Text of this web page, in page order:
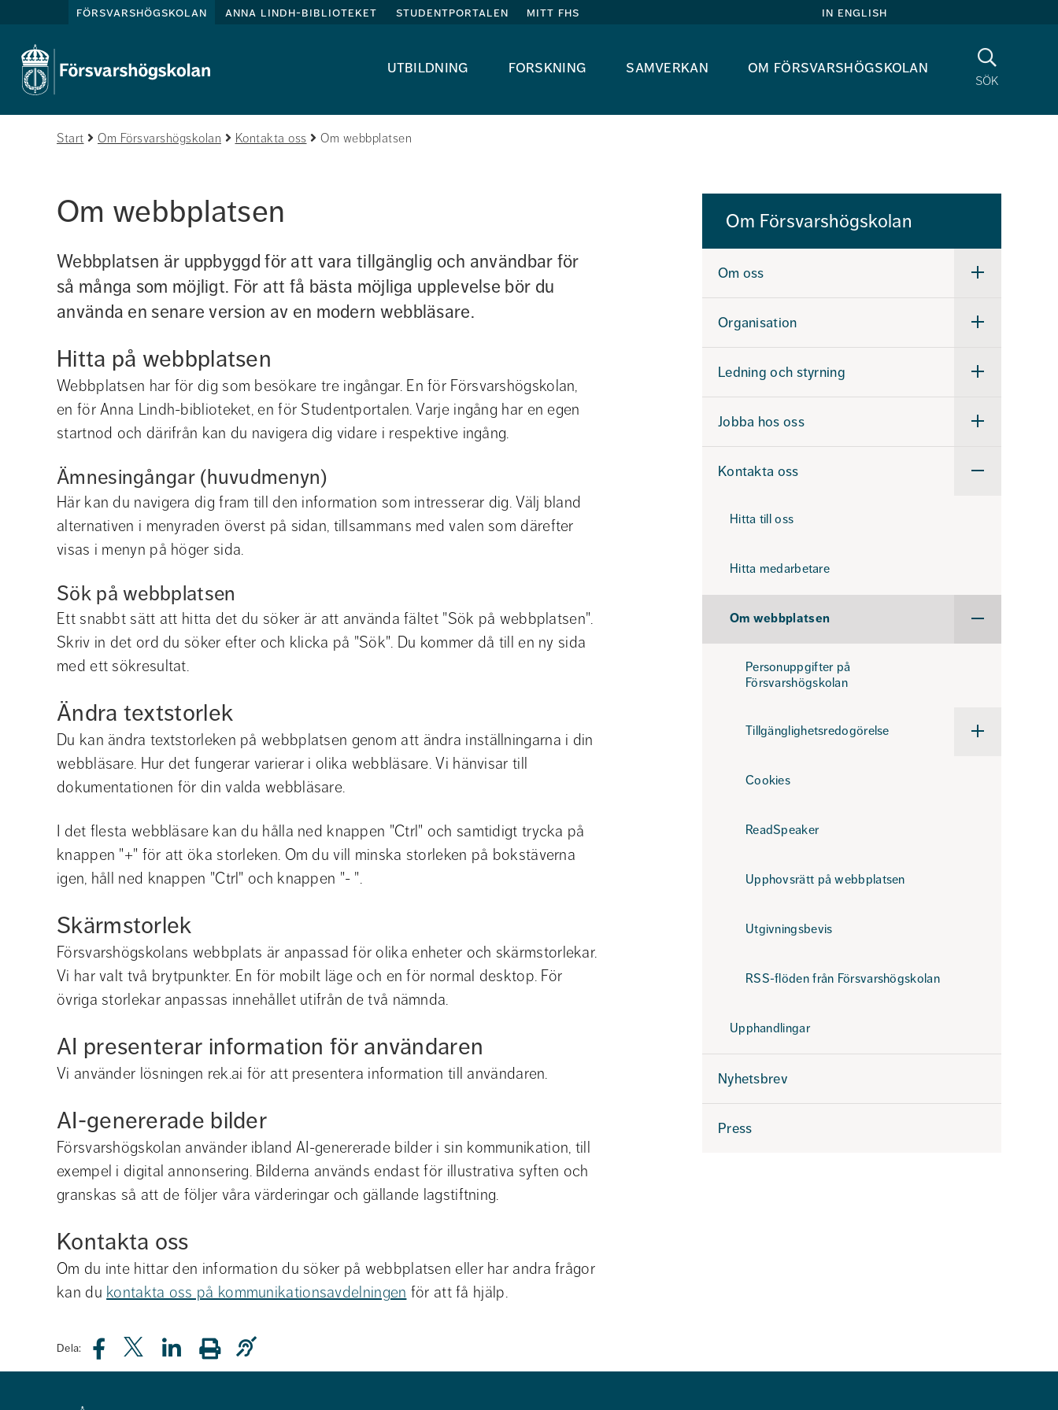
försvarshögskolan anna lindh-biblioteket studentportalen mitt fhs in english
utbildning forskning samverkan om försvarshögskolan
sök
Sök
Start Om Försvarshögskolan Kontakta oss Om webbplatsen
Om webbplatsen
Webbplatsen är uppbyggd för att vara tillgänglig och användbar för
så många som möjligt. För att få bästa möjliga upplevelse bör du
använda en senare version av en modern webbläsare.
Hitta på webbplatsen
Webbplatsen har för dig som besökare tre ingångar. En för Försvarshögskolan,
en för Anna Lindh-biblioteket, en för Studentportalen. Varje ingång har en egen
startnod och därifrån kan du navigera dig vidare i respektive ingång.
Ämnesingångar (huvudmenyn)
Här kan du navigera dig fram till den information som intresserar dig. Välj bland
alternativen i menyraden överst på sidan, tillsammans med valen som därefter
visas i menyn på höger sida.
Sök på webbplatsen
Ett snabbt sätt att hitta det du söker är att använda fältet "Sök på webbplatsen".
Skriv in det ord du söker efter och klicka på "Sök". Du kommer då till en ny sida
med ett sökresultat.
Ändra textstorlek
Du kan ändra textstorleken på webbplatsen genom att ändra inställningarna i din
webbläsare. Hur det fungerar varierar i olika webbläsare. Vi hänvisar till
dokumentationen för din valda webbläsare.
I det flesta webbläsare kan du hålla ned knappen "Ctrl" och samtidigt trycka på
knappen "+" för att öka storleken. Om du vill minska storleken på bokstäverna
igen, håll ned knappen "Ctrl" och knappen "- ".
Skärmstorlek
Försvarshögskolans webbplats är anpassad för olika enheter och skärmstorlekar.
Vi har valt två brytpunkter. En för mobilt läge och en för normal desktop. För
övriga storlekar anpassas innehållet utifrån de två nämnda.
AI presenterar information för användaren
Vi använder lösningen rek.ai för att presentera information till användaren.
AI-genererade bilder
Försvarshögskolan använder ibland AI-genererade bilder i sin kommunikation, till
exempel i digital annonsering. Bilderna används endast för illustrativa syften och
granskas så att de följer våra värderingar och gällande lagstiftning.
Kontakta oss
Om du inte hittar den information du söker på webbplatsen eller har andra frågor
kan du kontakta oss på kommunikationsavdelningen för att få hjälp.
Om Försvarshögskolan
Om oss
Undermeny
oss
Organisation
Undermeny
Ledning och styrning
Undermeny
och
styrning
Jobba hos oss
Undermeny
oss
Kontakta oss
Hitta till oss
Hitta medarbetare
Om webbplatsen
Personuppgifter på
Försvarshögskolan
Tillgänglighetsredogörelse
Undermeny
Cookies
ReadSpeaker
Upphovsrätt på webbplatsen
Utgivningsbevis
RSS-flöden från Försvarshögskolan
Upphandlingar
Nyhetsbrev
Press
Dela: